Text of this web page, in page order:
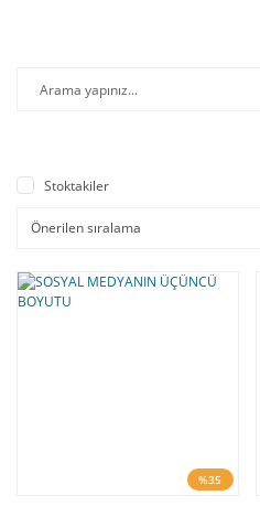
Stoktakiler
%35